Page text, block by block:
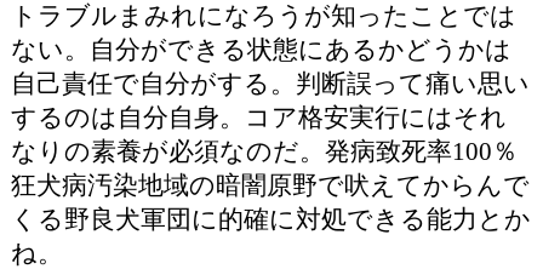
トラブルまみれになろうが知ったことでは
ない。自分ができる状態にあるかどうかは
自己責任で自分がする。判断誤って痛い思い
するのは自分自身。コア格安実行にはそれ
なりの素養が必須なのだ。発病致死率100％
狂犬病汚染地域の暗闇原野で吠えてからんで
くる野良犬軍団に的確に対処できる能力とか
ね。